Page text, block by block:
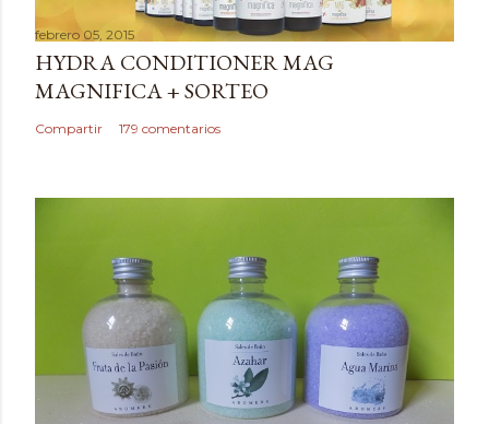
a
r
u
n
c
o
febrero 05, 2015
HYDRA CONDITIONER MAG
MAGNIFICA + SORTEO
Compartir 179 comentarios